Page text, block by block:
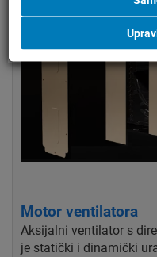
Motor ventilatora
Aksijalni ventilator s
je statički i dinamički